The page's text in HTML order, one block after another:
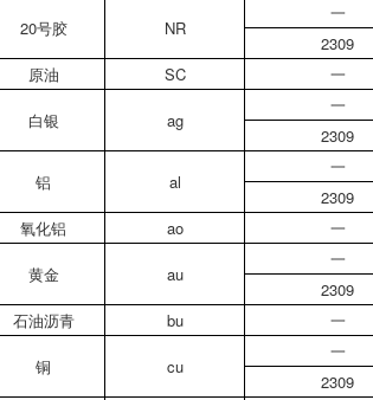
20号胶 NR
一
2309
原油
SC 一
白银 ag
一
2309
铝 al
一
2309
氧化铝
ao 一
黄金 au
一
2309
石油沥青
bu 一
铜 cu
一
2309